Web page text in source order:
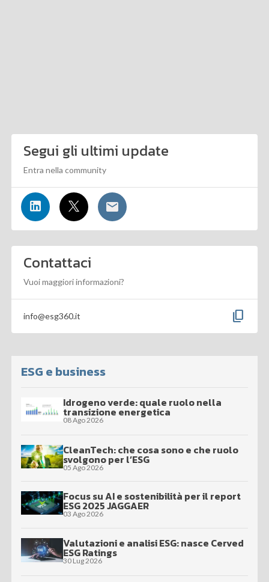
Segui gli ultimi update
Entra nella community
Contattaci
Vuoi maggiori informazioni?
info@esg360.it content_copy
ESG e business
Idrogeno verde: quale ruolo nella
transizione energetica
08 Ago 2026
CleanTech: che cosa sono e che ruolo
svolgono per l’ESG
05 Ago 2026
Focus su AI e sostenibilità per il report
ESG 2025 JAGGAER
03 Ago 2026
Valutazioni e analisi ESG: nasce Cerved
ESG Ratings
30 Lug 2026